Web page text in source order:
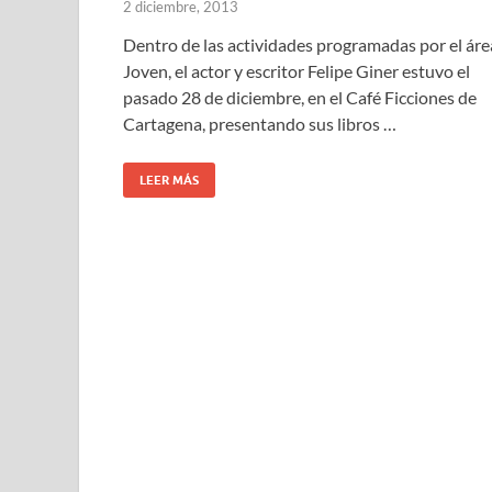
2 diciembre, 2013
Dentro de las actividades programadas por el
Joven, el actor y escritor Felipe Giner estuvo el
pasado 28 de diciembre, en el Café Ficciones de
Cartagena, presentando sus libros …
LEER MÁS